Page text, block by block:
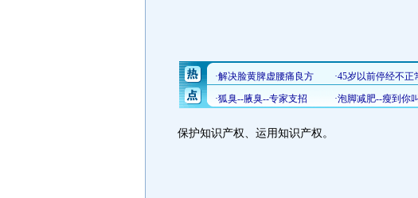
保护知识产权、运用知识产权。